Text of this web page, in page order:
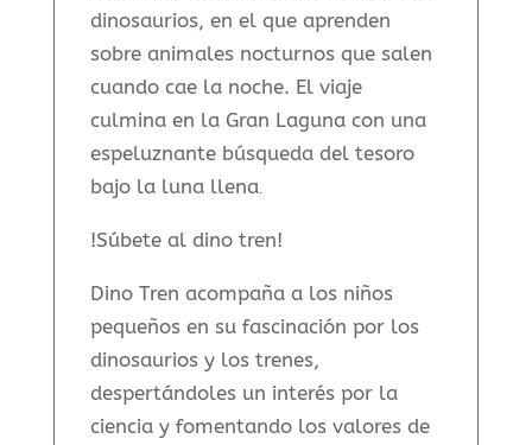
dinosaurios, en el que aprenden
sobre animales nocturnos que salen
cuando cae la noche. El viaje
culmina en la Gran Laguna con una
espeluznante búsqueda del tesoro
bajo la luna llena.
!Súbete al dino tren!
Dino Tren acompaña a los niños
pequeños en su fascinación por los
dinosaurios y los trenes,
despertándoles un interés por la
ciencia y fomentando los valores de